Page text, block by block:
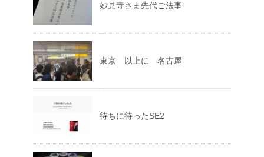
妙見寺さま先代ご法事
東京 以上に 名古屋
待ちに待ったSE2